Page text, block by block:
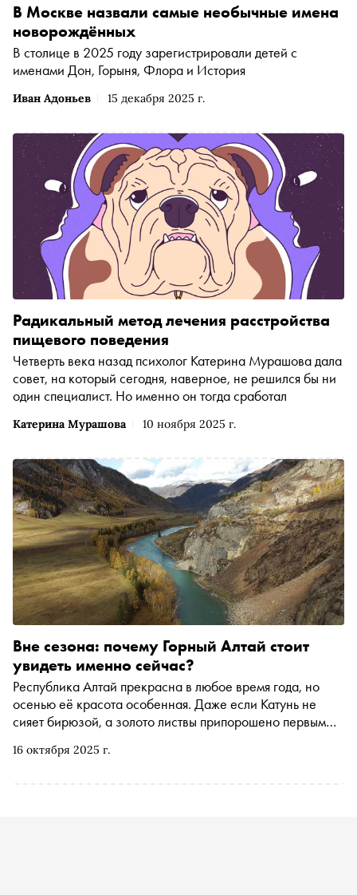
Иван Адоньев 15 декабря 2025 г.
В Москве назвали самые необычные имена
новорождённых
В столице в 2025 году зарегистрировали детей с
именами Дон, Горыня, Флора и История
Катерина Мурашова 10 ноября 2025 г.
Радикальный метод лечения расстройства
пищевого поведения
Четверть века назад психолог Катерина Мурашова дала
совет, на который сегодня, наверное, не решился бы ни
один специалист. Но именно он тогда сработал
16 октября 2025 г.
Вне сезона: почему Горный Алтай стоит
увидеть именно сейчас?
Республика Алтай прекрасна в любое время года, но
осенью её красота особенная. Даже если Катунь не
сияет бирюзой, а золото листвы припорошено первым
капризы погоды лишь подчёркивают суровую поэзию